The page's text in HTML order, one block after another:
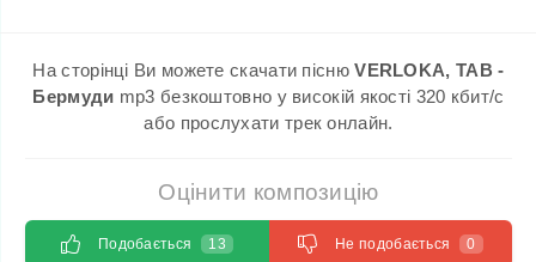
На сторінці Ви можете скачати піснюVERLOKA, TAB -
Бермуди mp3 безкоштовно у високій якості 320 кбит/с
або прослухати трек онлайн.
Оцінити композицію
Подобається 13 Не подобається 0